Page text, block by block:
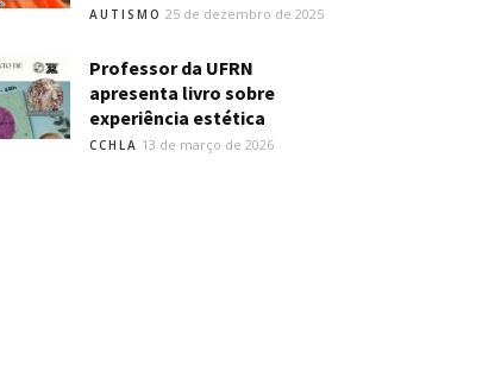
AUTISMO 25 de dezembro de 2025
Professor da UFRN
apresenta livro sobre
experiência estética
CCHLA 13 de março de 2026